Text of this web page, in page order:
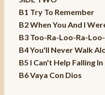
B1 Try To Remember
B2 When You And I
B3 Too-Ra-Loo-Ra-
B4 You'll Never Walk
B5 I Can't Help Falling
B6 Vaya Con Dios